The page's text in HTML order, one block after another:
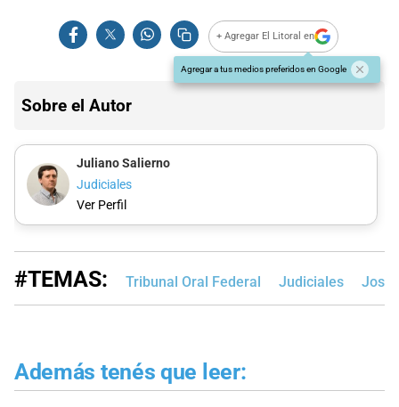
+ Agregar El Litoral en
Agregar a tus medios preferidos en Google
Sobre el Autor
Juliano Salierno
Judiciales
Ver Perfil
#TEMAS: Tribunal Oral Federal Judiciales José
Además tenés que leer: